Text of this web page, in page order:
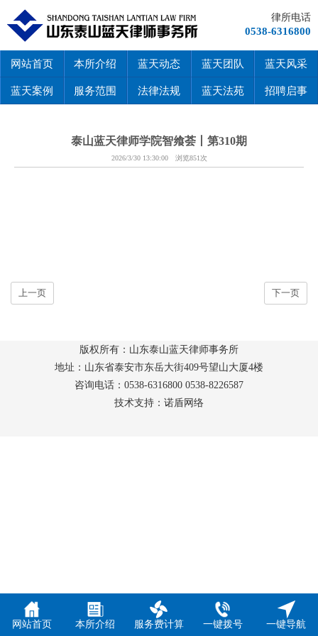
律所电话
0538-6316800
网站首页 本所介绍 蓝天动态 蓝天团队 蓝天风采
蓝天案例 服务范围 法律法规 蓝天法苑 招聘启事
泰山蓝天律师学院智飨荟丨第310期
2026/3/30 13:30:00 浏览851次
上一页 下一页
版权所有：山东泰山蓝天律师事务所
地址：山东省泰安市东岳大街409号望山大厦4楼
咨询电话：0538-6316800 0538-8226587
技术支持：诺盾网络
网站首页 本所介绍 服务费计算 一键拨号 一键导航